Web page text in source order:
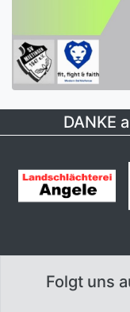
DANKE
Folgt uns